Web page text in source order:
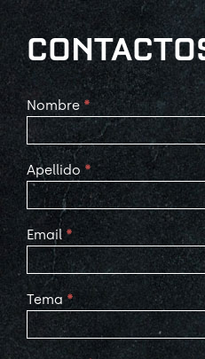
Contact
Us
Nombre *
Apellido *
Email *
Tema *